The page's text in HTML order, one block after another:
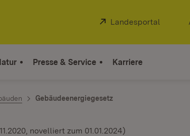
Extern:
Landesportal
Presse & Service Karriere
Gebäudeenergiegesetz
novelliert zum 01.01.2024)